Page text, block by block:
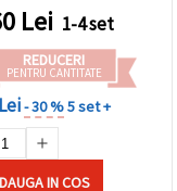
brățări și coliere
Lei 1-4 set
REDUCERI
PENTRU CANTITATE
- 30 %5 set +
IN COS